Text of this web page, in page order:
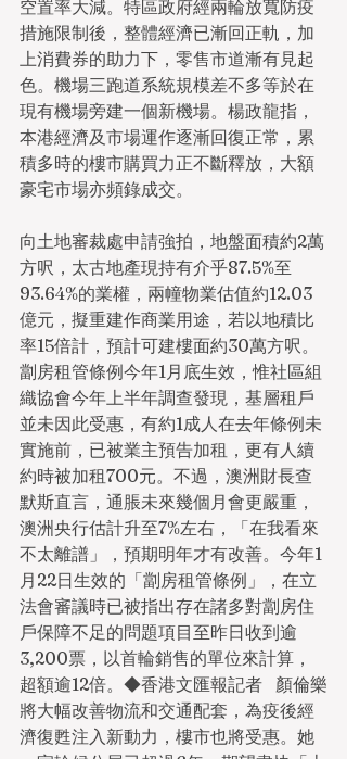
空置率大減。特區政府經兩輪放寬防疫
措施限制後，整體經濟已漸回正軌，加
上消費券的助力下，零售市道漸有見起
色。機場三跑道系統規模差不多等於在
現有機場旁建一個新機場。楊政龍指，
本港經濟及市場運作逐漸回復正常，累
積多時的樓市購買力正不斷釋放，大額
豪宅市場亦頻錄成交。
向土地審裁處申請強拍，地盤面積約2萬
方呎，太古地產現持有介乎87.5%至
93.64%的業權，兩幢物業估值約12.03
億元，擬重建作商業用途，若以地積比
率15倍計，預計可建樓面約30萬方呎。
劏房租管條例今年1月底生效，惟社區組
織協會今年上半年調查發現，基層租戶
並未因此受惠，有約1成人在去年條例未
實施前，已被業主預告加租，更有人續
約時被加租700元。不過，澳洲財長查
默斯直言，通脹未來幾個月會更嚴重，
澳洲央行估計升至7%左右，「在我看來
不太離譜」，預期明年才有改善。今年1
月22日生效的「劏房租管條例」，在立
法會審議時已被指出存在諸多對劏房住
戶保障不足的問題項目至昨日收到逾
3,200票，以首輪銷售的單位來計算，
超額逾12倍。◆香港文匯報記者   顏倫樂
將大幅改善物流和交通配套，為疫後經
濟復甦注入新動力，樓市也將受惠。她